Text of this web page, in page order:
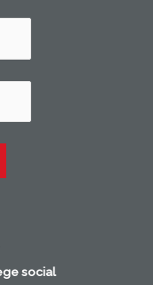
social